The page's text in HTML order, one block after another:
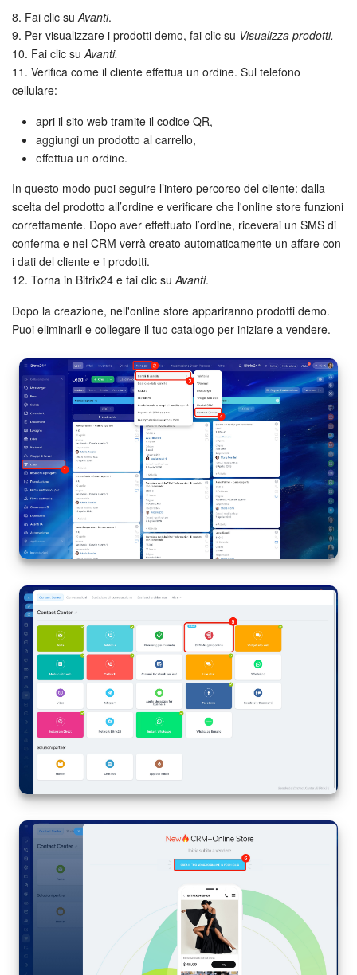
Flussi di lavoro
Marketing
Gestione inventario
Telefonia
Impostazioni
Enterprise
Bitrix24 On-Premise
Bitrix24 Messenger
Domande generali
INIZIA GRATIS
ACCEDI
8. Fai clic suAvanti.
9. Per visualizzare i prodotti demo, fai clic su Visualizza prodotti.
10. Fai clic suAvanti.
11. Verifica come il cliente effettua un ordine. Sul telefono
cellulare:
apri il sito web tramite il codice QR,
aggiungi un prodotto al carrello,
effettua un ordine.
In questo modo puoi seguire l’intero percorso del cliente: dalla
scelta del prodotto all’ordine e verificare che l'online store funzioni
correttamente. Dopo aver effettuato l’ordine, riceverai un SMS di
conferma e nel CRM verrà creato automaticamente un affare con
i dati del cliente e i prodotti.
12. Torna in Bitrix24 e fai clic suAvanti.
Dopo la creazione, nell'online store appariranno prodotti demo.
Puoi eliminarli e collegare il tuo catalogo per iniziare a vendere.